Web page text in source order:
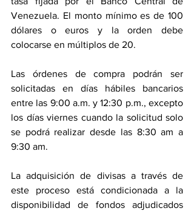
Venezuela. El monto mínimo es de 100
dólares o euros y la orden debe
colocarse en múltiplos de 20.
Las órdenes de compra podrán ser
solicitadas en días hábiles bancarios
entre las 9:00 a.m. y 12:30 p.m., excepto
los días viernes cuando la solicitud solo
se podrá realizar desde las 8:30 am a
9:30 am.
La adquisición de divisas a través de
este proceso está condicionada a la
disponibilidad de fondos adjudicados